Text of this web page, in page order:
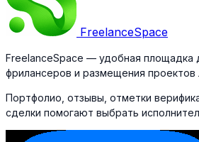
FreelanceSpace
FreelanceSpace — удобная площадка
фрилансеров и размещения
Портфолио, отзывы, отметки
сделки помогают выбрать